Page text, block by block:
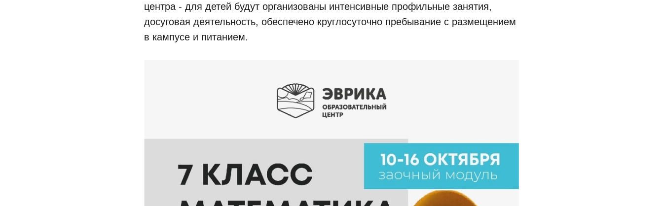
центра - для детей будут организованы интенсивные профильные занятия,
досуговая деятельность, обеспечено круглосуточно пребывание с размещением
в кампусе и питанием.